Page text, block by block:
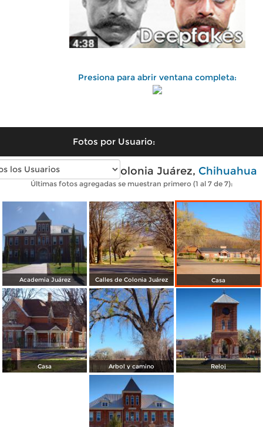
Presiona para abrir ventana completa:
Fotos por Usuario:
Fotos modernas de Colonia Juárez, Chihuahua
Últimas fotos agregadas se muestran primero (1 al 7 de 7):
Academia Juárez Calles de Colonia Juárez Casa
Casa Arbol y camino Reloj